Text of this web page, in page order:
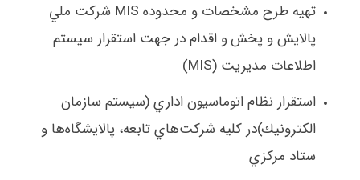
تهيه طرح مشخصات و محدوده MIS شركت ملي
پالايش و پخشو اقدام در جهت استقرار سيستم
اطلاعات مديريت (MIS
)
استقرار نظام اتوماسيون اداري (سيستم سازمان
الكترونيك)در كليه شركت‌هاي تابعه، پالايشگاه‌ها و
ستاد مركزي